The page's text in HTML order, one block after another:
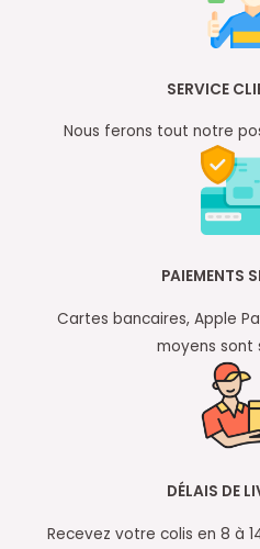
SERVICE
Nous ferons tout notre
PAIEMENTS
Cartes bancaires, Apple
moyens sont
DÉLAIS DE
Recevez votre colis en 8 à